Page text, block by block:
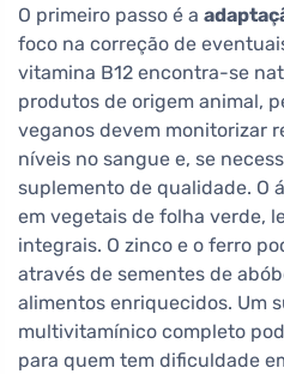
O primeiro passo é a
foco na correção de
vitamina B12 encontra-se
produtos de origem animal,
veganos devem monitorizar
níveis no sangue e, se
suplemento de qualidade. O
em vegetais de folha verde,
integrais. O zinco e o ferro
através de sementes de
alimentos enriquecidos. Um
multivitamínico completo
para quem tem dificuldade